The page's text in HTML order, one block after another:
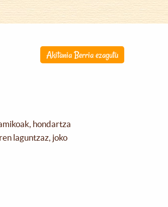
Akitania Berria ezagutu
hondartza
laguntzaz, joko